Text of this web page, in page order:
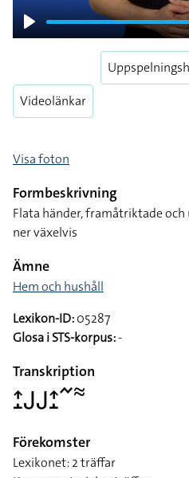
Play
Videolänkar
Visa foton
Formbeskrivning
Flata händer, framåtriktade
ner växelvis
Ämne
Hem och hushåll
Lexikon-ID:05287
Glosa i STS-korpus:-
Transkription
􌤴􌤸􌤢􌤢􌤴􌤸􌥨􌦇
Förekomster
Lexikonet: 2 träffar